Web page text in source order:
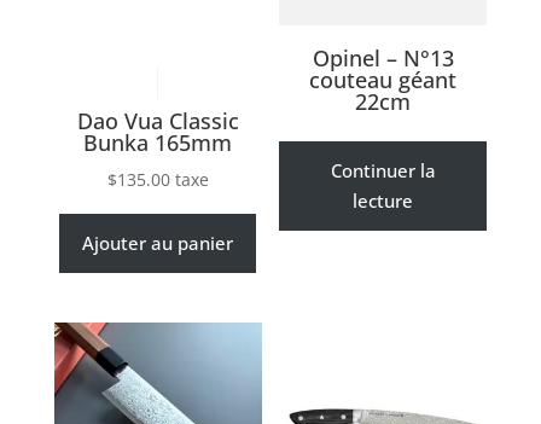
Dao Vua Classic
Bunka 165mm
$135.00 taxe
Ajouter au panier
Opinel – N°13
couteau géant
22cm
Continuer la
lecture